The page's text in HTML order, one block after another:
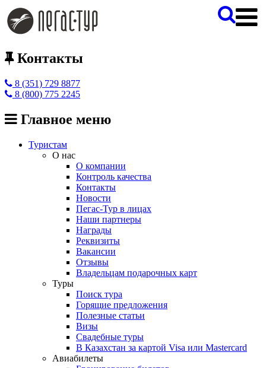
Контакты
8 (351) 729 8877
8 (800) 775 2245
Главное меню
Туристам
О нас
О компании
Контроль качества
Контакты
Новости
Пегас-Тур в лицах
Наши партнеры
Награды
Реквизиты
Вакансии
Отзывы
Владельцам подарочных карт
Туры
Поиск тура
Горящие предложения
Полезные статьи
Визы
Свадебные туры
В Казахстан за картой Visa или Masterсard
Авиабилеты